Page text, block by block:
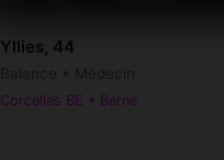
Yllies, 44
Corcelles BE • Berne